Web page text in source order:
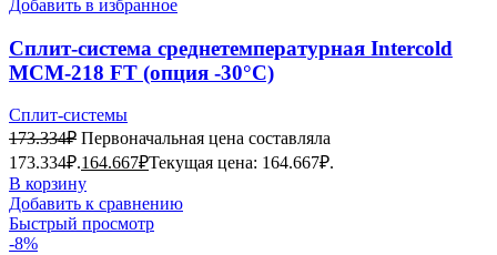
Добавить в избранное
Сплит-система среднетемпературная Intercold
MCM-218 FT (опция -30°С)
Сплит-системы
173.334₽ Первоначальная цена составляла
173.334₽.164.667₽Текущая цена: 164.667₽.
В корзину
Добавить к сравнению
Быстрый просмотр
-8%